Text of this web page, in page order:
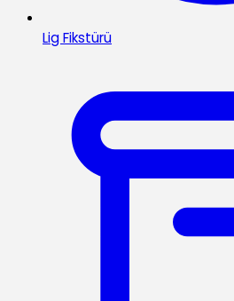
Lig Fikstürü